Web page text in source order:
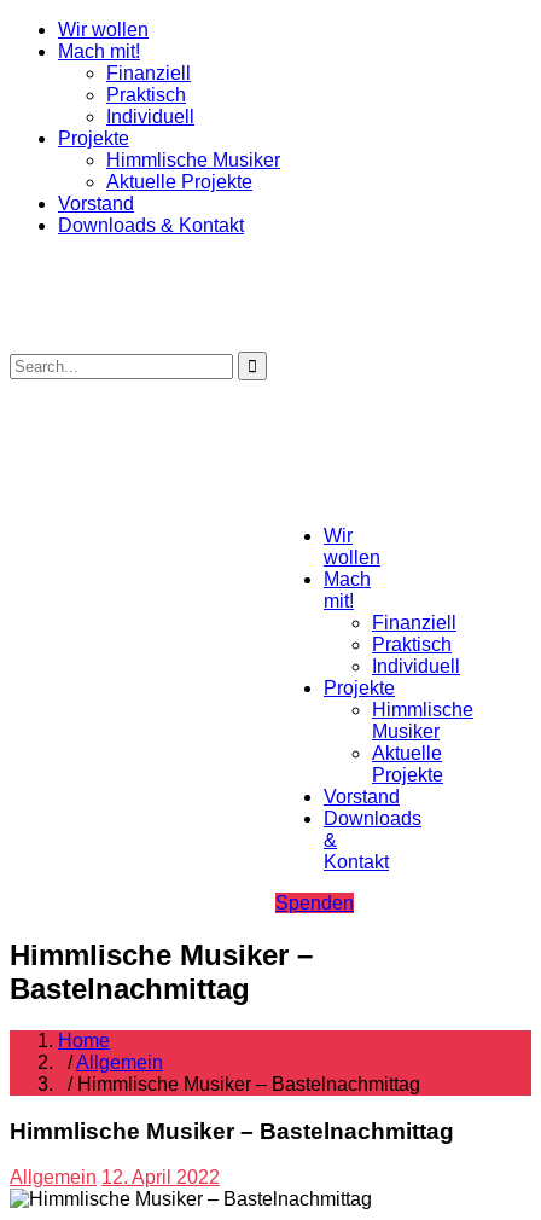
Wir wollen
Mach mit!
Finanziell
Praktisch
Individuell
Projekte
Himmlische Musiker
Aktuelle Projekte
Vorstand
Downloads & Kontakt
Wir
wollen
Mach
mit!
Finanziell
Praktisch
Individuell
Projekte
Himmlische
Musiker
Aktuelle
Projekte
Vorstand
Downloads
&
Kontakt
Spenden
Himmlische Musiker –
Bastelnachmittag
Home
/Allgemein
/ Himmlische Musiker – Bastelnachmittag
Himmlische Musiker – Bastelnachmittag
Allgemein 12. April 2022